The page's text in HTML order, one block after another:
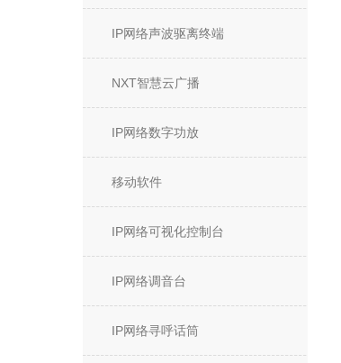
IP网络声波驱离终端
NXT智慧云广播
IP网络数字功放
移动软件
IP网络可视化控制台
IP网络调音台
IP网络寻呼话筒